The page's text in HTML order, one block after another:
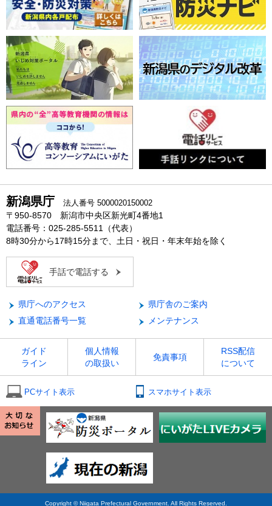
新潟県庁 法人番号 5000020150002
〒950-8570 新潟市中央区新光町4番地1
電話番号：025-285-5511（代表）
8時30分から17時15分まで、土日・祝日・年末年始を除く
手話で電話する
県庁へのアクセス
県庁舎のご案内
直通電話番号一覧
メンテナンス
ガイド
ライン
個人情報
の取扱い
免責事項
RSS配信
について
PCサイト表示 スマホサイト表示
Copyright © Niigata Prefectural Government. All Rights Reserved.